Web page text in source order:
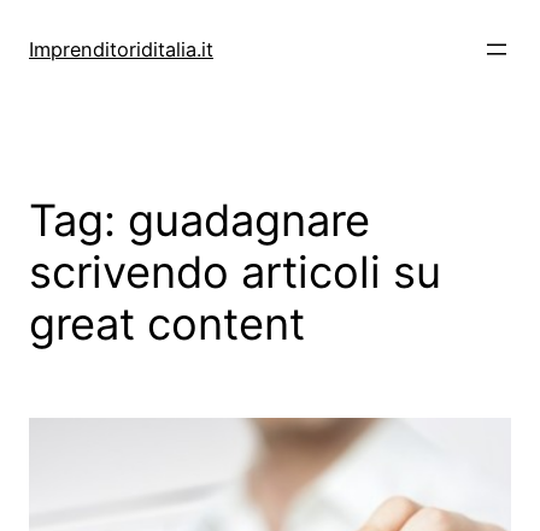
Imprenditoriditalia.it
Tag: guadagnare
scrivendo articoli su
great content